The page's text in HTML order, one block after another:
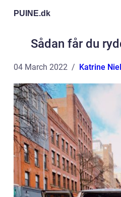
PUINE.dk
Sådan får du
04 March 2022 Katrine